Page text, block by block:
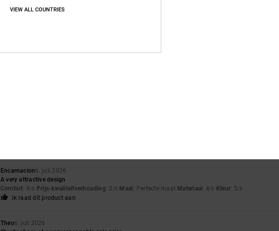
Prijs-kwaliteitverhouding
Encarnacion6. juli 2026
A very attractive design
Comfort: 4/5 Prijs-kwaliteitverhouding: 5 /5 Maat: Perfecte maat Materiaal: 4/5 Kleur: 5/5
Ik raad dit product aan
Theo6. juli 2026
VIEW ALL COUNTRIES